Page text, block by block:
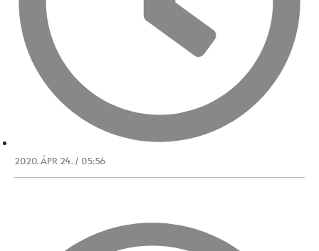
2020. ÁPR 24. / 05:56